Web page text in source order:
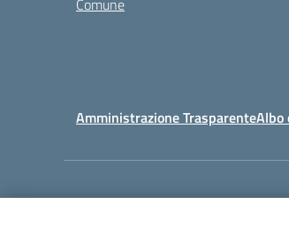
Comune
Amministrazione TrasparenteAlbo